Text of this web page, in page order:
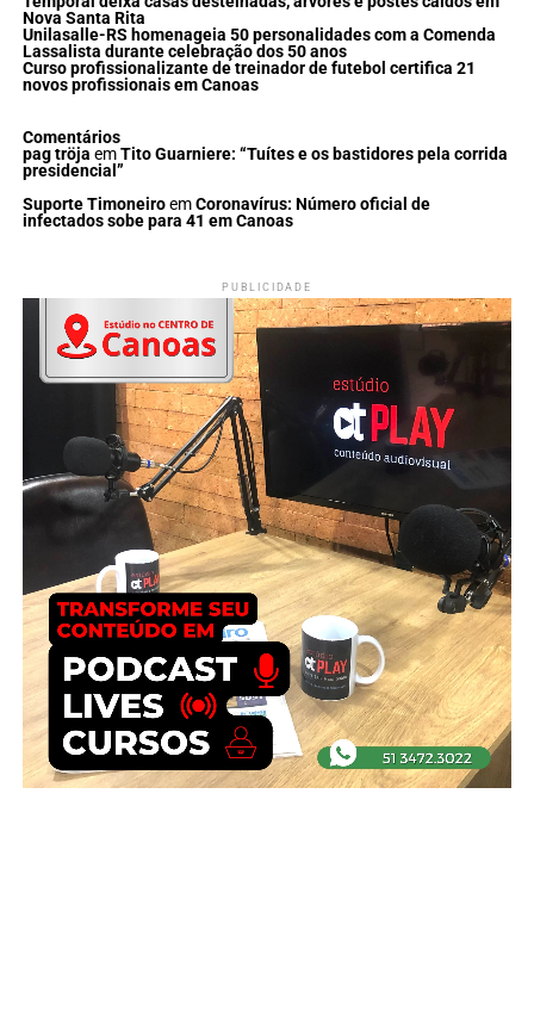
Nova Santa Rita
Unilasalle-RS homenageia 50 personalidades com a Comenda
Lassalista durante celebração dos 50 anos
Curso profissionalizante de treinador de futebol certifica 21
novos profissionais em Canoas
Comentários
pag tröja emTito Guarniere: “Tuítes e os bastidores pela corrida
presidencial”
Suporte TimoneiroemCoronavírus: Número oficial de
infectados sobe para 41 em Canoas
PUBLICIDADE